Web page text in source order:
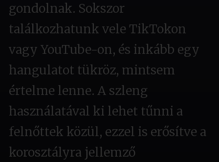
gondolnak. Sokszor
találkozhatunk vele TikTokon
vagy YouTube-on, és inkább egy
hangulatot tükröz, mintsem
értelme lenne. A szleng
használatával ki lehet tűnni a
felnőttek közül, ezzel is erősítve a
korosztályra jellemző